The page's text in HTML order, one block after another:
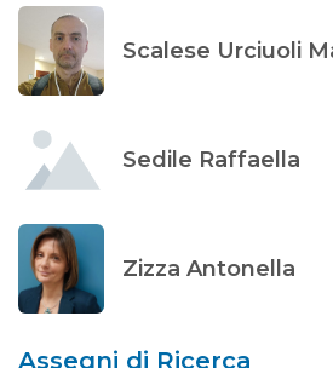
Scalese Urciuoli
Sedile Raffaella
Zizza Antonella
Assegni di Ricerca